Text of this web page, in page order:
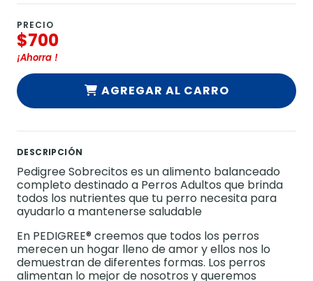
PRECIO
$700
¡Ahorra !
AGREGAR AL CARRO
DESCRIPCIÓN
Pedigree Sobrecitos es un alimento balanceado
completo destinado a Perros Adultos que brinda
todos los nutrientes que tu perro necesita para
ayudarlo a mantenerse saludable
En PEDIGREE® creemos que todos los perros
merecen un hogar lleno de amor y ellos nos lo
demuestran de diferentes formas. Los perros
alimentan lo mejor de nosotros y queremos